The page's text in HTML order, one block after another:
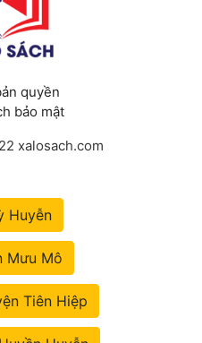
quyền
bảo mật
xalosach.com
Huyễn
Mưu Mô
Tiên Hiệp